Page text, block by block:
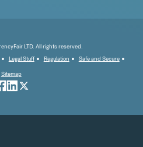
LTD. All rights reserved.
Legal Stuff Regulation
Safe and Secure
Sitemap